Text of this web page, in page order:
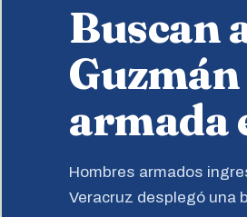
Buscan
armada
Hombres armados
Veracruz desplegó una